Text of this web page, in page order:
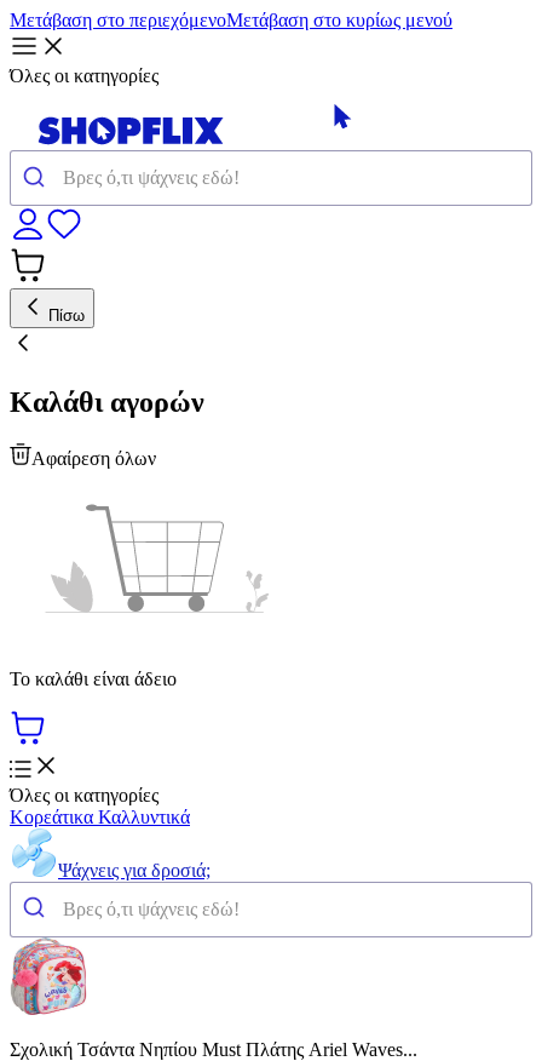
Μετάβαση στο περιεχόμενοΜετάβαση στο κυρίως μενού
Όλες οι κατηγορίες
Πίσω
Καλάθι αγορών
Αφαίρεση όλων
Το καλάθι είναι άδειο
Όλες οι κατηγορίες
Κορεάτικα Καλλυντικά
Ψάχνεις για δροσιά;
Σχολική Τσάντα Νηπίου Must Πλάτης Ariel Waves...